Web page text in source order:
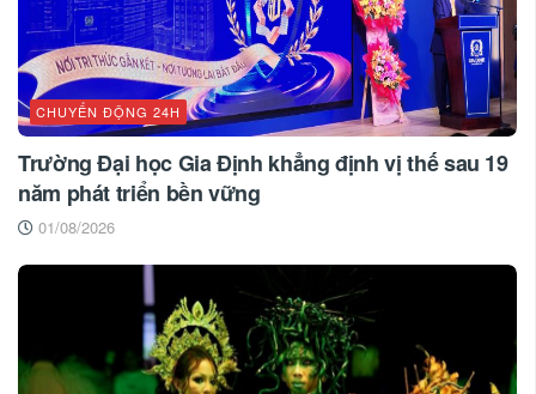
CHUYỂN ĐỘNG 24H
Trường Đại học Gia Định khẳng định vị thế sau 19
năm phát triển bền vững
01/08/2026